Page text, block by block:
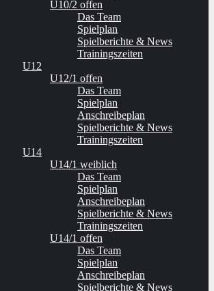
U10/2 offen
Das Team
Spielplan
Spielberichte & News
Trainingszeiten
U12
U12/1 offen
Das Team
Spielplan
Anschreibeplan
Spielberichte & News
Trainingszeiten
U14
U14/1 weiblich
Das Team
Spielplan
Anschreibeplan
Spielberichte & News
Trainingszeiten
U14/1 offen
Das Team
Spielplan
Anschreibeplan
Spielberichte & News